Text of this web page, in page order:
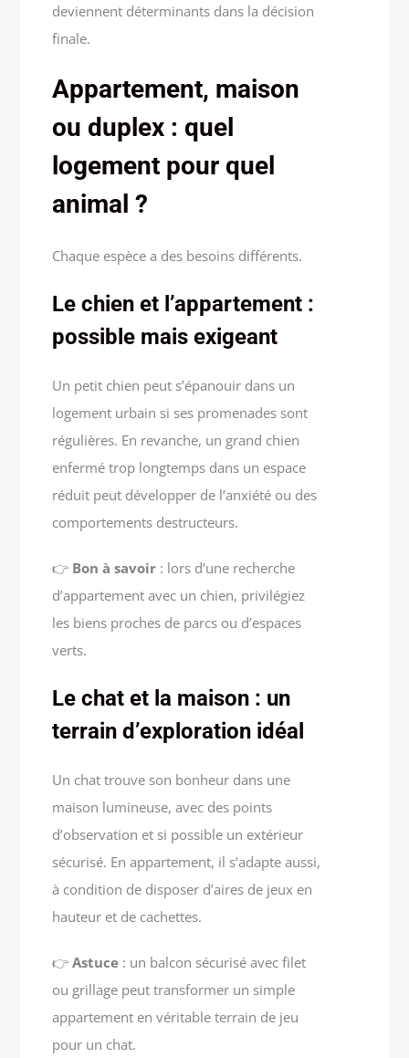
deviennent déterminants dans la décision
finale.
Appartement, maison
ou duplex : quel
logement pour quel
animal ?
Chaque espèce a des besoins différents.
Le chien et l’appartement :
possible mais exigeant
Un petit chien peut s’épanouir dans un
logement urbain si ses promenades sont
régulières. En revanche, un grand chien
enfermé trop longtemps dans un espace
réduit peut développer de l’anxiété ou des
comportements destructeurs.
👉 Bon à savoir : lors d’une recherche
d’appartement avec un chien, privilégiez
les biens proches de parcs ou d’espaces
verts.
Le chat et la maison : un
terrain d’exploration idéal
Un chat trouve son bonheur dans une
maison lumineuse, avec des points
d’observation et si possible un extérieur
sécurisé. En appartement, il s’adapte aussi,
à condition de disposer d’aires de jeux en
hauteur et de cachettes.
👉Astuce : un balcon sécurisé avec filet
ou grillage peut transformer un simple
appartement en véritable terrain de jeu
pour un chat.